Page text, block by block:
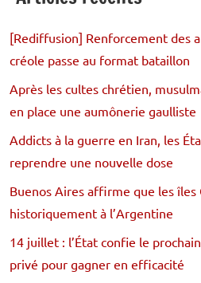
[Rediffusion] Renforcement des
créole passe au format bataillon
Après les cultes chrétien,
en place une aumônerie gaulliste
Addicts à la guerre en Iran, les
reprendre une nouvelle dose
Buenos Aires affirme que les
historiquement à l’Argentine
14 juillet : l’État confie le
privé pour gagner en efficacité